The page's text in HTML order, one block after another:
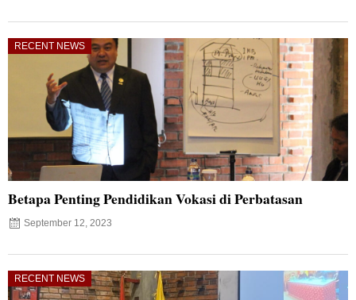
RECENT NEWS
Betapa Penting Pendidikan Vokasi di Perbatasan
September 12, 2023
RECENT NEWS